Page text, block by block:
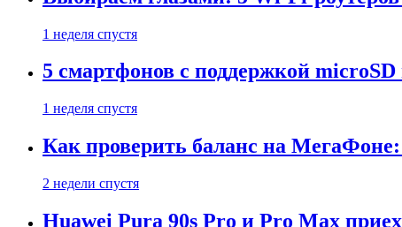
1 неделя спустя
5 смартфонов с поддержкой
1 неделя спустя
Как проверить баланс на МегаФоне:
2 недели спустя
Huawei Pura 90s Pro и Pro Max